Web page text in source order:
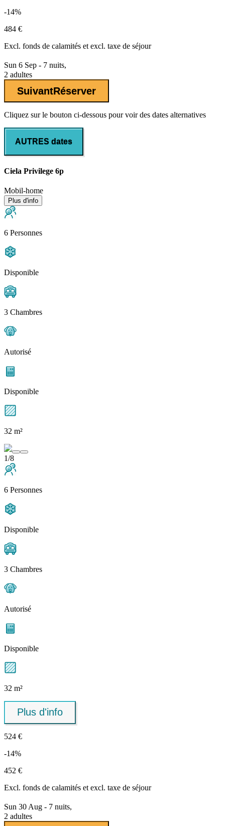
-14%
484 €
Excl. fonds de calamités et excl. taxe de séjour
Sun 6 Sep - 7 nuits,
2 adultes
SuivantRéserver
Cliquez sur le bouton ci-dessous pour voir des dates alternatives
AUTRES dates
Ciela Privilege 6p
Mobil-home
Plus d'info
6 Personnes
Disponible
3 Chambres
Autorisé
Disponible
32 m²
1/8
6 Personnes
Disponible
3 Chambres
Autorisé
Disponible
32 m²
Plus d'info
524 €
-14%
452 €
Excl. fonds de calamités et excl. taxe de séjour
Sun 30 Aug - 7 nuits,
2 adultes